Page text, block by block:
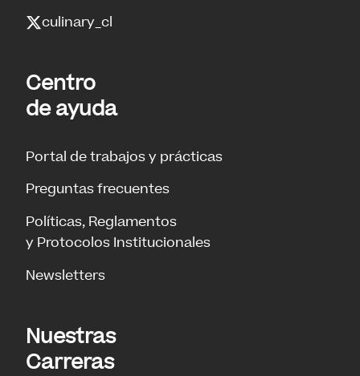
culinary_cl
Centro
de ayuda
Portal de trabajos y prácticas
Preguntas frecuentes
Políticas, Reglamentos
y Protocolos Institucionales
Newsletters
Nuestras
Carreras